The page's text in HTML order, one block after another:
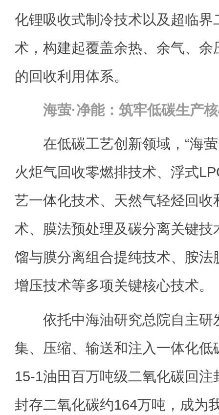
化锂吸收式制冷技术以及超临界
术，构建起覆盖余热、余气、余
的回收利用体系。
海萤·净能：筑牢低碳生产
在低碳工艺创新领域，“海萤
火炬气回收零燃排技术、浮式
艺一体化技术、天然气轻烃回收
术、膜法预处理及碳分离关键技
馏与膜分离组合提纯技术、胺法
增压技术等多项关键核心技术。
依托中海油研究总院自主研
集、压缩、输送和注入一体化低
15-1油田百万吨级二氧化碳回
封存二氧化碳约164万吨，成为